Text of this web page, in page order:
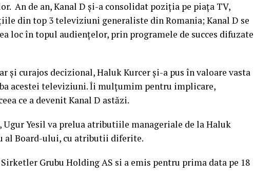
An de an, Kanal D şi-a consolidat poziţia pe piaţa TV,
din top 3 televiziuni generaliste din Romania; Kanal D se
loc în topul audienţelor, prin programele de succes difuzate
şi curajos decizional, Haluk Kurcer şi-a pus în valoare vasta
acestei televiziuni. Îi mulţumim pentru implicare,
ce a devenit Kanal D astăzi.
Yesil va prelua atributiile manageriale de la Haluk
al Board-ului, cu atributii diferite.
Grubu Holding AS si a emis pentru prima data pe 18